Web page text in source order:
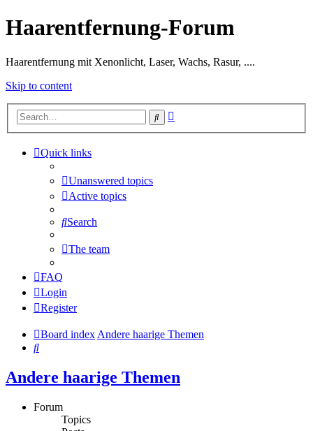
Haarentfernung-Forum
Haarentfernung mit Xenonlicht, Laser, Wachs, Rasur, ....
Skip to content
Search
Quick links
Unanswered topics
Active topics
Search
The team
FAQ
Login
Register
Board indexAndere haarige Themen
Search
Andere haarige Themen
Forum
Topics